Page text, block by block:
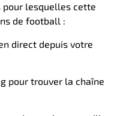
pour lesquelles cette
de football :
direct depuis votre
pour trouver la chaîne